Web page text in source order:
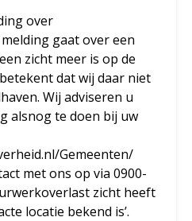
over
gaat over een
zicht meer is op de
dat wij daar niet
Wij adviseren u
alsnog te doen bij uw
Gemeenten/
met ons op via 0900-
zicht heeft
locatie bekend is’.